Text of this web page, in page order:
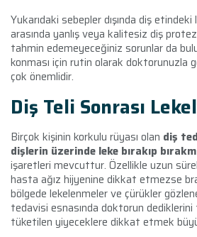
Yukarıdaki sebepler dışında diş
arasında yanlış veya kalitesiz diş
tahmin edemeyeceğiniz sorunlar da
konması için rutin olarak doktorunuzla
çok önemlidir.
Diş Teli Sonrası
Birçok kişinin korkulu rüyası olan diş
dişlerin üzerinde leke bırakıp
işaretleri mevcuttur. Özellikle uzun
hasta ağız hijyenine dikkat etmezse
bölgede lekelenmeler ve çürükler
tedavisi esnasında doktorun
tüketilen yiyeceklere dikkat etmek